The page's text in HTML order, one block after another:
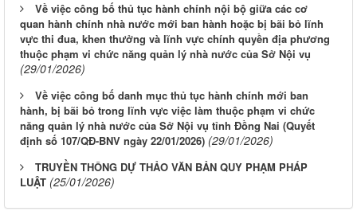
Về việc công bố thủ tục hành chính nội bộ giữa các cơ
quan hành chính nhà nước mới ban hành hoặc bị bãi bỏ lĩnh
vực thi đua, khen thưởng và lĩnh vực chính quyền địa phương
thuộc phạm vi chức năng quản lý nhà nước của Sở Nội vụ
(29/01/2026)
Về việc công bố danh mục thủ tục hành chính mới ban
hành, bị bãi bỏ trong lĩnh vực việc làm thuộc phạm vi chức
năng quản lý nhà nước của Sở Nội vụ tỉnh Đồng Nai (Quyết
định số 107/QĐ-BNV ngày 22/01/2026) (29/01/2026)
TRUYỀN THÔNG DỰ THẢO VĂN BẢN QUY PHẠM PHÁP
LUẬT (25/01/2026)